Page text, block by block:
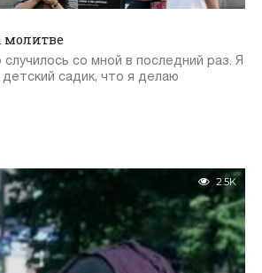
молитве
со мной в последний раз. Я
садик, что я делаю
2.5K